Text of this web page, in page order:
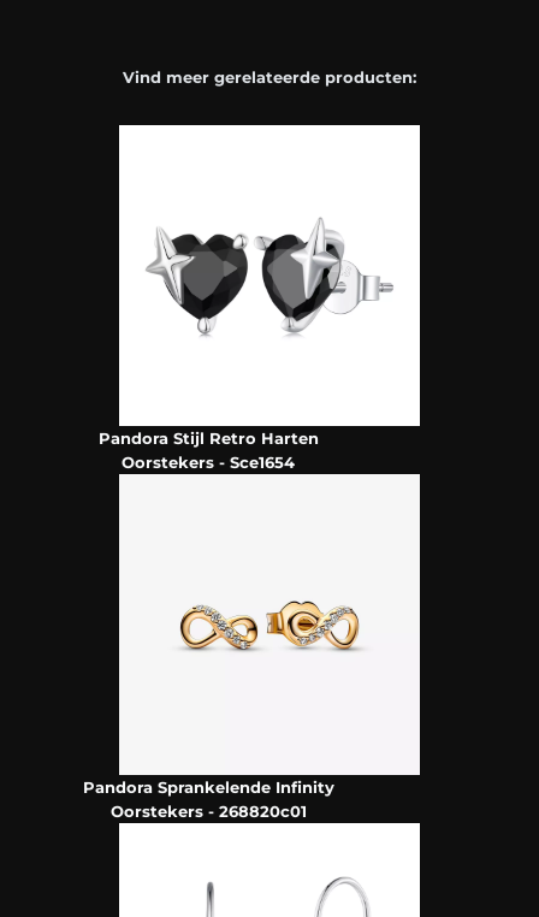
Vind meer gerelateerde producten:
Pandora Stijl Retro Harten
Oorstekers - Sce1654
Pandora Sprankelende Infinity
Oorstekers - 268820c01